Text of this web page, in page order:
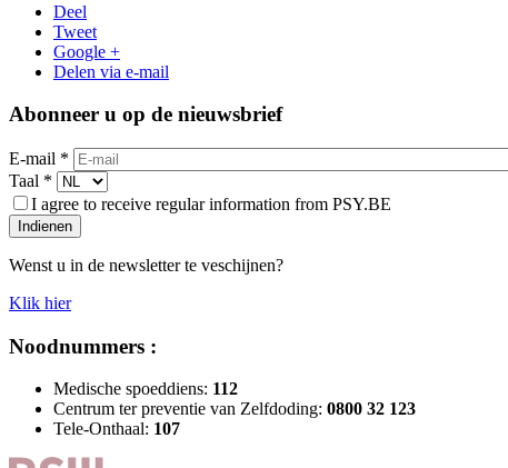
Deel
Tweet
Google +
Delen via e-mail
Abonneer u op de nieuwsbrief
E-mail *
Taal *
I agree to receive regular information from PSY.BE
Indienen
Wenst u in de newsletter te veschijnen?
Klik hier
Noodnummers :
Medische spoeddiens: 112
Centrum ter preventie van Zelfdoding: 0800 32 123
Tele-Onthaal: 107